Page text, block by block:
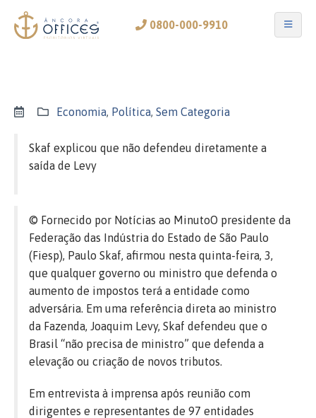
0800-000-9910
Economia, Política, Sem Categoria
Skaf explicou que não defendeu diretamente a
saída de Levy
© Fornecido por Notícias ao MinutoO presidente da
Federação das Indústria do Estado de São Paulo
(Fiesp), Paulo Skaf, afirmou nesta quinta-feira, 3,
que qualquer governo ou ministro que defenda o
aumento de impostos terá a entidade como
adversária. Em uma referência direta ao ministro
da Fazenda, Joaquim Levy, Skaf defendeu que o
Brasil “não precisa de ministro” que defenda a
elevação ou criação de novos tributos.
Em entrevista à imprensa após reunião com
dirigentes e representantes de 97 entidades